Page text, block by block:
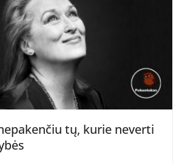
tų, kurie neverti